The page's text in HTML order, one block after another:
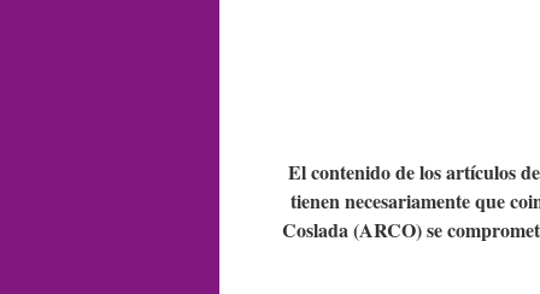
El contenido de los artículos
tienen necesariamente que
Coslada (ARCO) se